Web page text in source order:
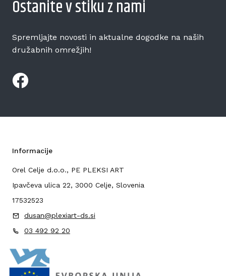
Ostanite v stiku z nami
Spremljajte novosti in aktualne dogodke na naših
družabnih omrežjih!
Informacije
Orel Celje d.o.o., PE PLEKSI ART
Ipavčeva ulica 22, 3000 Celje, Slovenia
17532523
dusan@plexiart-ds.si
03 492 92 20